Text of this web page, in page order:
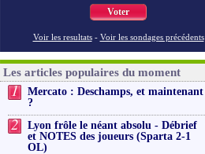
Voter
Voir les resultats - Voir les sondages précédents
Les articles populaires du moment
1
Mercato : Deschamps, et maintenant
?
2
Lyon frôle le néant absolu - Débrief
et NOTES des joueurs (Sparta 2-1
OL)